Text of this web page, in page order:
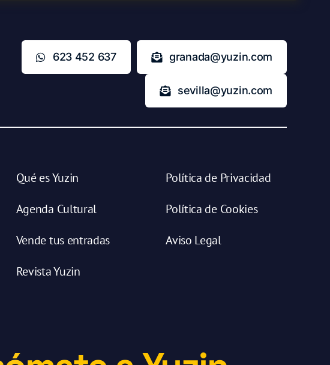
623 452 637 granada@yuzin.com
sevilla@yuzin.com
Qué es Yuzin
Agenda Cultural
Vende tus entradas
Revista Yuzin
Política de Privacidad
Política de Cookies
Aviso Legal